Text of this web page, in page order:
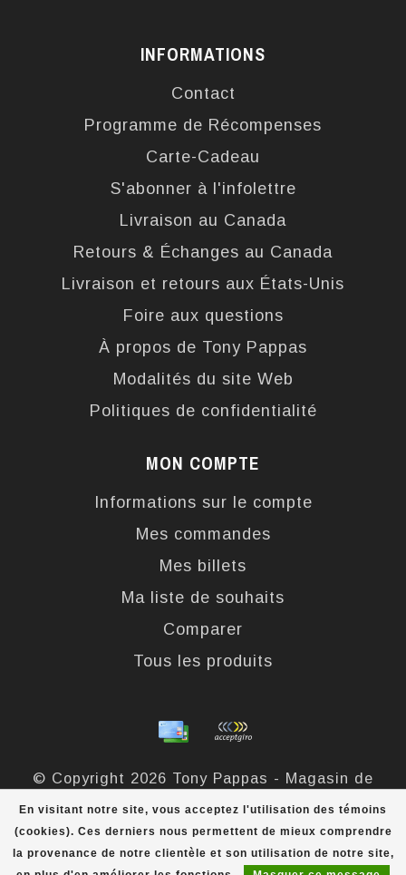
En visitant notre site, vous acceptez l'utilisation des témoins
(cookies). Ces derniers nous permettent de mieux comprendre
la provenance de notre clientèle et son utilisation de notre site,
INFORMATIONS
Contact
Programme de Récompenses
Carte-Cadeau
S'abonner à l'infolettre
Livraison au Canada
Retours & Échanges au Canada
Livraison et retours aux États-Unis
Foire aux questions
À propos de Tony Pappas
Modalités du site Web
Politiques de confidentialité
MON COMPTE
Informations sur le compte
Mes commandes
Mes billets
Ma liste de souhaits
Comparer
Tous les produits
© Copyright 2026 Tony Pappas - Magasin de
bottes et chaussures - Powered byLightspeed-
Theme byDyvelopment
scores a out of324évaluations at